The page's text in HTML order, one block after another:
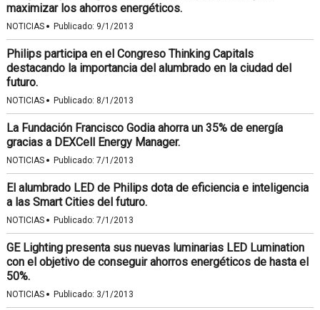
maximizar los ahorros energéticos.
NOTICIAS · Publicado: 9/1/2013
Philips participa en el Congreso Thinking Capitals
destacando la importancia del alumbrado en la ciudad del
futuro.
NOTICIAS · Publicado: 8/1/2013
La Fundación Francisco Godia ahorra un 35% de energía
gracias a DEXCell Energy Manager.
NOTICIAS · Publicado: 7/1/2013
El alumbrado LED de Philips dota de eficiencia e inteligencia
a las Smart Cities del futuro.
NOTICIAS · Publicado: 7/1/2013
GE Lighting presenta sus nuevas luminarias LED Lumination
con el objetivo de conseguir ahorros energéticos de hasta el
50%.
NOTICIAS · Publicado: 3/1/2013